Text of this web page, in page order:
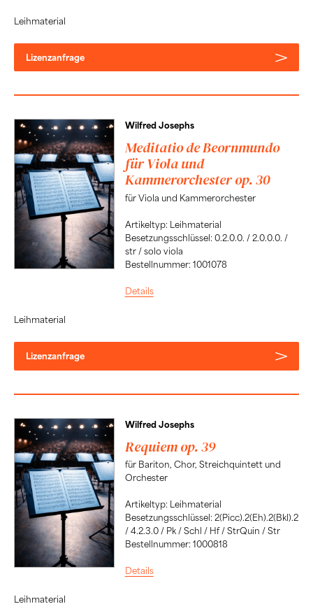
Leihmaterial
Lizenzanfrage
Wilfred Josephs
Meditatio de Beornmundo
für Viola und
Kammerorchester op. 30
für Viola und Kammerorchester
Artikeltyp: Leihmaterial
Besetzungsschlüssel: 0.2.0.0. / 2.0.0.0. /
str / solo viola
Bestellnummer: 1001078
Details
Leihmaterial
Lizenzanfrage
Wilfred Josephs
Requiem op. 39
für Bariton, Chor, Streichquintett und
Orchester
Artikeltyp: Leihmaterial
Besetzungsschlüssel: 2(Picc).2(Eh).2(Bkl).2
/ 4.2.3.0 / Pk / Schl / Hf / StrQuin / Str
Bestellnummer: 1000818
Details
Leihmaterial